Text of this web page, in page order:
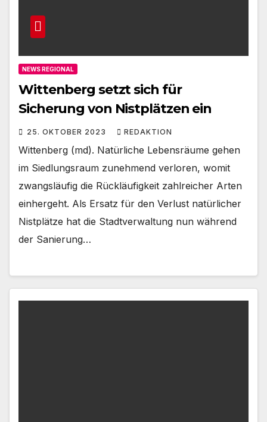
NEWS REGIONAL
Wittenberg setzt sich für
Sicherung von Nistplätzen ein
25. OKTOBER 2023 REDAKTION
Wittenberg (md). Natürliche Lebensräume gehen
im Siedlungsraum zunehmend verloren, womit
zwangsläufig die Rückläufigkeit zahlreicher Arten
einhergeht. Als Ersatz für den Verlust natürlicher
Nistplätze hat die Stadtverwaltung nun während
der Sanierung…